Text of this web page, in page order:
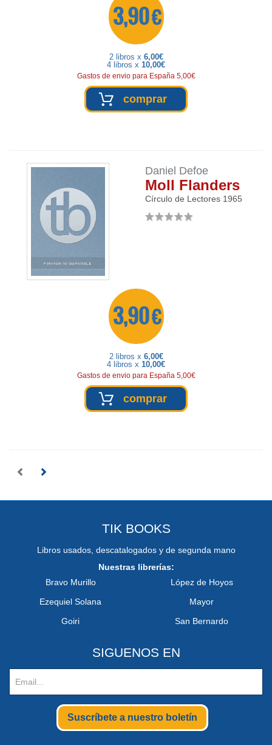
3,90 €
2 libros x 6,00€
4 libros x 10,00€
Gastos de envio para España 5,00€
comprar
Daniel Defoe
Moll Flanders
Círculo de Lectores 1965
3,90 €
2 libros x 6,00€
4 libros x 10,00€
Gastos de envio para España 5,00€
comprar
TIK BOOKS
Libros usados, descatalogados y de segunda mano
Nuestras librerías:
Bravo Murillo
Ezequiel Solana
Goiri
López de Hoyos
Mayor
San Bernardo
SIGUENOS EN
Suscríbete a nuestro boletín